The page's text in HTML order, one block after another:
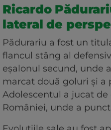
Ricardo
lateral de
Pădurariu a fost un
flancul stâng al
eșalonul secund, unde
marcat două goluri și a
Adolescentul a jucat de
României, unde a